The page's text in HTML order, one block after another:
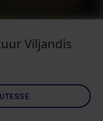
Viljandis